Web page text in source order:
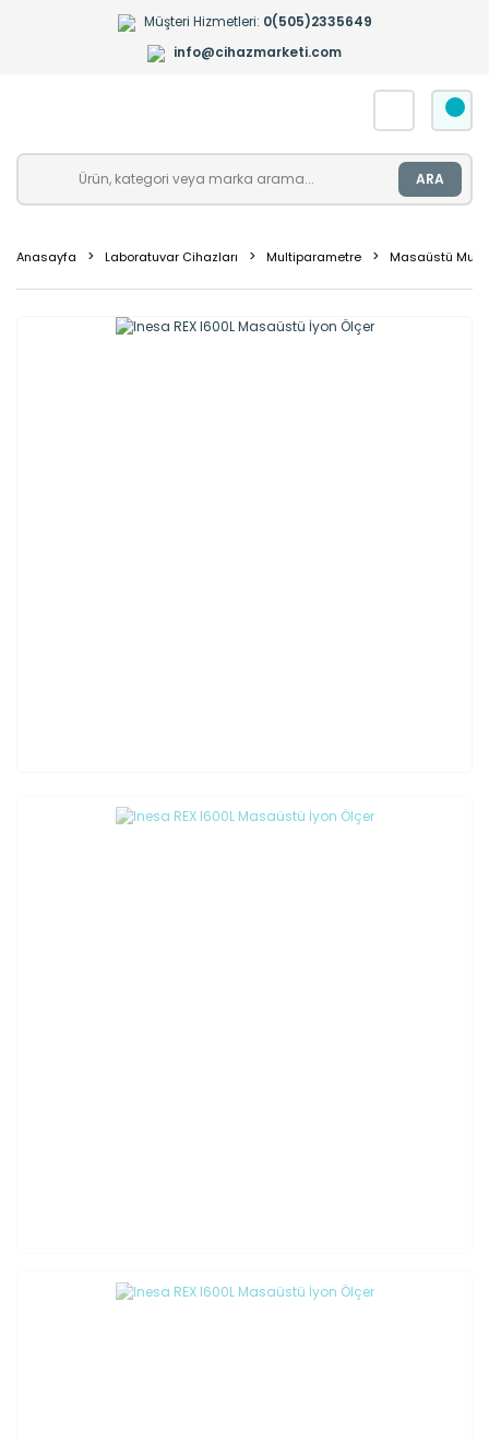
Müşteri Hizmetleri: 0(505)2335649
info@cihazmarketi.com
ARA
Anasayfa Laboratuvar Cihazları Multiparametre Masaüstü